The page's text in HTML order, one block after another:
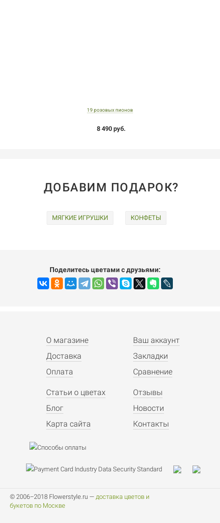
19 розовых пионов
8 490 руб.
ДОБАВИМ ПОДАРОК?
МЯГКИЕ ИГРУШКИ КОНФЕТЫ
Поделитесь цветами с друзьями:
О магазине
Доставка
Оплата
Ваш аккаунт
Закладки
Сравнение
Статьи о цветах
Блог
Карта сайта
Отзывы
Новости
Контакты
© 2006–2018 Flowerstyle.ru — доставка цветов и
букетов по Москве